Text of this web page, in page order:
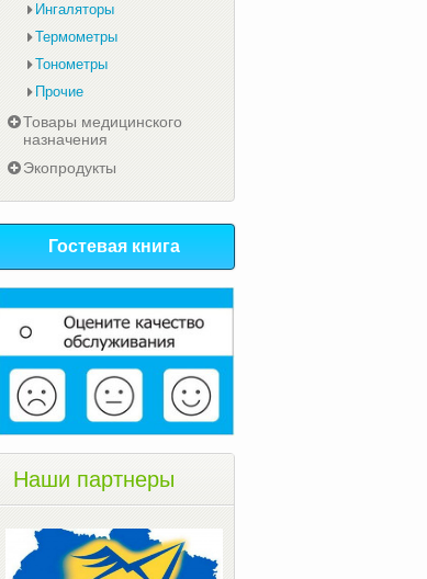
Ингаляторы
Термометры
Тонометры
Прочие
Товары медицинского
назначения
Экопродукты
Гостевая книга
Наши партнеры